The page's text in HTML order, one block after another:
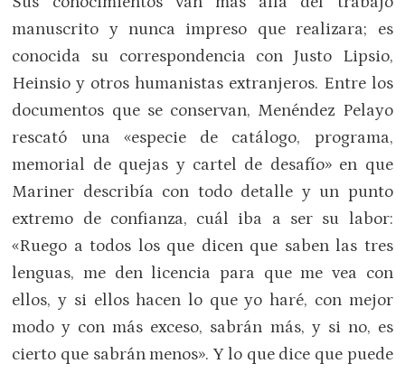
manuscrito y nunca impreso que realizara; es
conocida su correspondencia con Justo Lipsio,
Heinsio y otros humanistas extranjeros. Entre los
documentos que se conservan, Menéndez Pelayo
rescató una «especie de catálogo, programa,
memorial de quejas y cartel de desafío» en que
Mariner describía con todo detalle y un punto
extremo de confianza, cuál iba a ser su labor:
«Ruego a todos los que dicen que saben las tres
lenguas, me den licencia para que me vea con
ellos, y si ellos hacen lo que yo haré, con mejor
modo y con más exceso, sabrán más, y si no, es
cierto que sabrán menos». Y lo que dice que puede